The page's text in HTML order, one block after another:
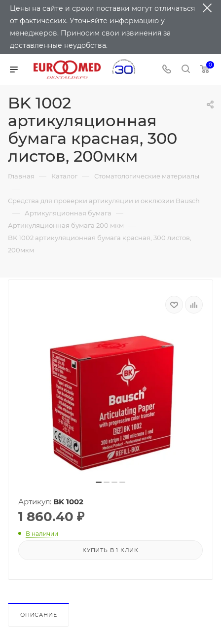
Цены на сайте и сроки поставки могут отличаться
от фактических. Уточняйте информацию у
менеджеров. Приносим свои извинения за
доставленные неудобства.
0
BK 1002
артикуляционная
бумага красная, 300
листов, 200мкм
Главная — Каталог — Стоматологические материалы
—
Средства для проверки артикуляции и окклюзии Bausch
— Артикуляционная бумага —
Артикуляционная бумага 200 мкм —
BK 1002 артикуляционная бумага красная, 300 листов,
200мкм
Артикул: BK 1002
1 860.40 ₽
В наличии
КУПИТЬ В 1 КЛИК
ОПИСАНИЕ